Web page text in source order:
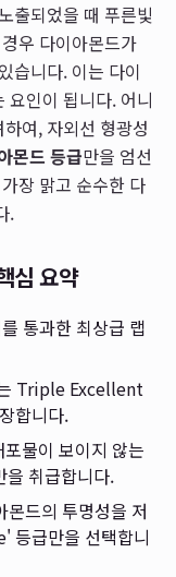
출되었을 때 푸른빛
우 다이아몬드가
습니다. 이는 다이
요인이 됩니다. 어니
여, 자외선 형광성
몬드 등급만을 엄선
장 맑고 순수한 다
.
심 요약
통과한 최상급 랩
Triple Excellent
합니다.
물이 보이지 않는
을 취급합니다.
몬드의 투명성을 저
등급만을 선택합니